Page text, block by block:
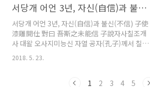
간 동안 꾸준히 노력해서 자신의 영역을 일군다.
그들에..
인야 청기언이관기행 어여여 개시 재여(宰予)가
낮잠을 자자, 공자(孔子)께서 말씀하셨다. “썩은
나무는 조각할 수 없고, 거름흙으로 쌓은 담장은
흙손질 할 수가 없다. 내 재여(宰予)에 대하여 꾸
짖어 뭐하겠는가?” 또 말씀하셨다. “내가 처음에
는 남에 대하여 그의 말을 듣고 그의 행실을 믿었
서당개 어언 3년, 자신(自信)과 불신(不信)
서당개 어언 3년, 자신(自信)과 불신(不信) 子使
漆雕開仕 對曰 吾斯之未能信 子說자사칠조개
사 대왈 오사지미능신 자열 공자(孔子)께서 칠조
대답했다. “저는 벼슬하는 것에 대해 아직 자신할
- 〈공야장〉편 5장 =글자 풀이==주석 풀이=공
2018. 5. 23.
1 2 3 4 5